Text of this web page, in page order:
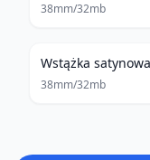
38mm/32mb
Wstążka
38mm/32mb